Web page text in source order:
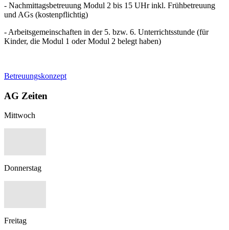
- Nachmittagsbetreuung Modul 2 bis 15 UHr inkl. Frühbetreuung
und AGs (kostenpflichtig)
- Arbeitsgemeinschaften in der 5. bzw. 6. Unterrichtsstunde (für
Kinder, die Modul 1 oder Modul 2 belegt haben)
Betreuungskonzept
AG Zeiten
Mittwoch
Donnerstag
Freitag